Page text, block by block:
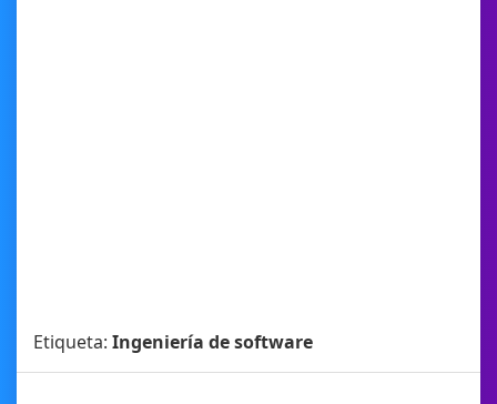
Etiqueta: Ingeniería de software